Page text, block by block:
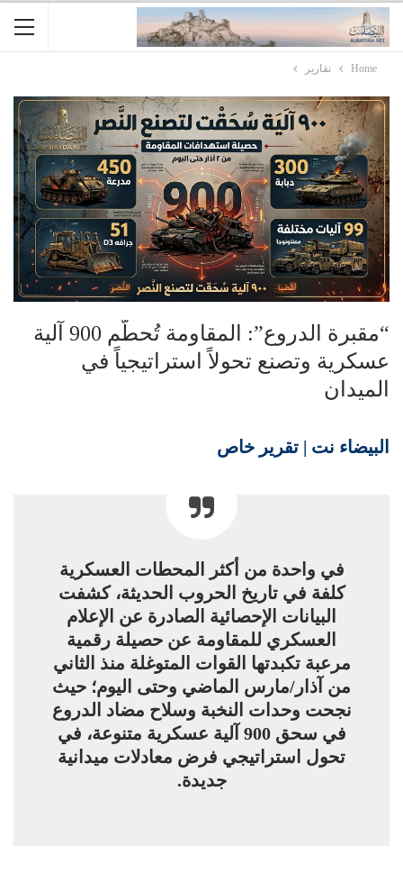
Home تقارير
“مقبرة الدروع”: المقاومة تُحطّم 900 آلية
عسكرية وتصنع تحولاً استراتيجياً في
الميدان
البيضاء نت | تقرير خاص
في واحدة من أكثر المحطات العسكرية
كلفة في تاريخ الحروب الحديثة، كشفت
البيانات الإحصائية الصادرة عن الإعلام
العسكري للمقاومة عن حصيلة رقمية
مرعبة تكبدتها القوات المتوغلة منذ الثاني
من آذار/مارس الماضي وحتى اليوم؛ حيث
نجحت وحدات النخبة وسلاح مضاد الدروع
في سحق 900 آلية عسكرية متنوعة، في
تحول استراتيجي فرض معادلات ميدانية
جديدة.